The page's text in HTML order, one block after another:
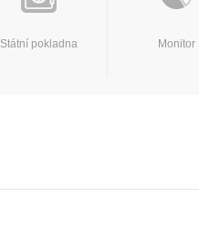
Státní pokladna Monitor